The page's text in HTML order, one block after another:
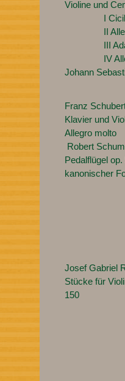
Violine und
I
II
III
IV
Johann
Franz
Klavier und
Allegro molto
Robert
Pedalflügel
kanonischer
Josef Gabriel
Stücke für